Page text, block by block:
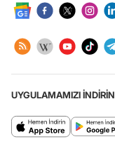
UYGULAMAMIZI İNDİRİN